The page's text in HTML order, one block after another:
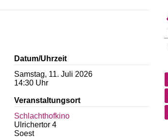
Datum/Uhrzeit
Samstag, 11. Juli 2026
14:30 Uhr
Veranstaltungsort
Schlachthofkino
Ulrichertor 4
Soest